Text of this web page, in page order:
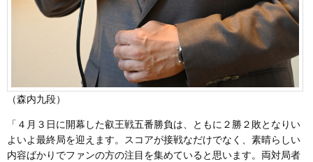
（森内九段）
「４月３日に開幕した叡王戦五番勝負は、ともに２勝２敗となりい
よいよ最終局を迎えます。スコアが接戦なだけでなく、素晴らしい
内容ばかりでファンの方の注目を集めていると思います。両対局者